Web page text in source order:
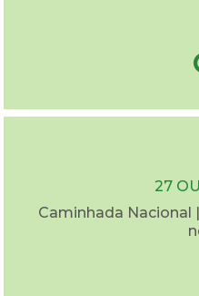
27
Caminhada Nacional